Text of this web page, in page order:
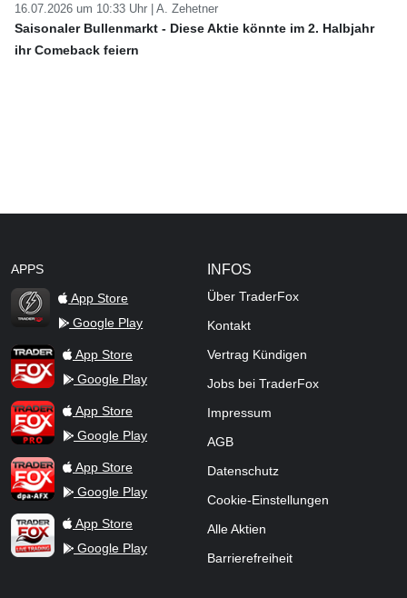
16.07.2026 um 10:33 Uhr | A. Zehetner
Saisonaler Bullenmarkt - Diese Aktie könnte im 2. Halbjahr
ihr Comeback feiern
APPS
TraderFox Flash
App Store
Google Play
TraderFox AppApp Store
Google Play
TraderFox ProApp Store
Google Play
TraderFox dpa-AFX ProFeed
App Store
Google Play
TraderFox Live Trading
App Store
Google Play
INFOS
Über TraderFox
Kontakt
Vertrag Kündigen
Jobs bei TraderFox
Impressum
AGB
Datenschutz
Cookie-Einstellungen
Alle Aktien
Barrierefreiheit